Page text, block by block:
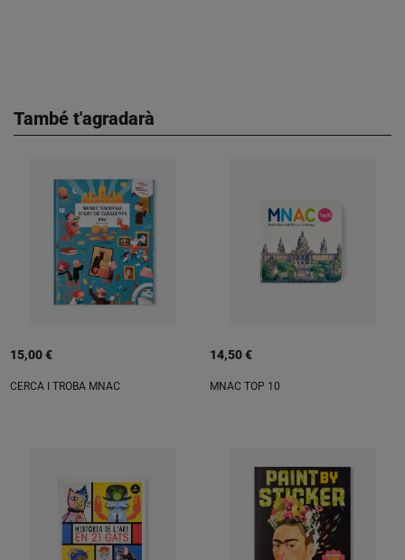
També t'agradarà
15,00 €
CERCA I TROBA MNAC
14,50 €
MNAC TOP 10